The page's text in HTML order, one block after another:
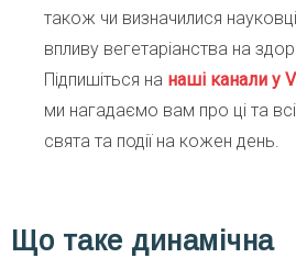
також чи визначилися
впливу вегетаріанства на
Підпишіться на наші канали у
ми нагадаємо вам про ці та всі
свята та події на кожен день.
Що таке динамічна